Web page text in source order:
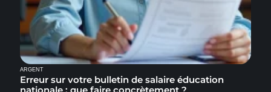
ARGENT
Erreur sur votre bulletin de salaire éducation
nationale : que faire concrètement ?